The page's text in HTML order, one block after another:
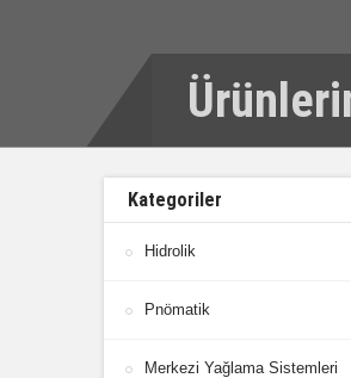
Kategoriler
Hidrolik
Pnömatik
Merkezi Yağlama Sistemleri